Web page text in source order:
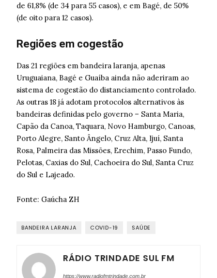
de 61,8% (de 34 para 55 casos), e em Bagé, de 50%
(de oito para 12 casos).
Regiões em cogestão
Das 21 regiões em bandeira laranja, apenas
Uruguaiana, Bagé e Guaíba ainda não aderiram ao
sistema de cogestão do distanciamento controlado.
As outras 18 já adotam protocolos alternativos às
bandeiras definidas pelo governo – Santa Maria,
Capão da Canoa, Taquara, Novo Hamburgo, Canoas,
Porto Alegre, Santo Ângelo, Cruz Alta, Ijuí, Santa
Rosa, Palmeira das Missões, Erechim, Passo Fundo,
Pelotas, Caxias do Sul, Cachoeira do Sul, Santa Cruz
do Sul e Lajeado.
Fonte: Gaúcha ZH
BANDEIRA LARANJA COVID-19 SAÚDE
RÁDIO TRINDADE SUL FM
https://www.radiofmtrindade.com.br